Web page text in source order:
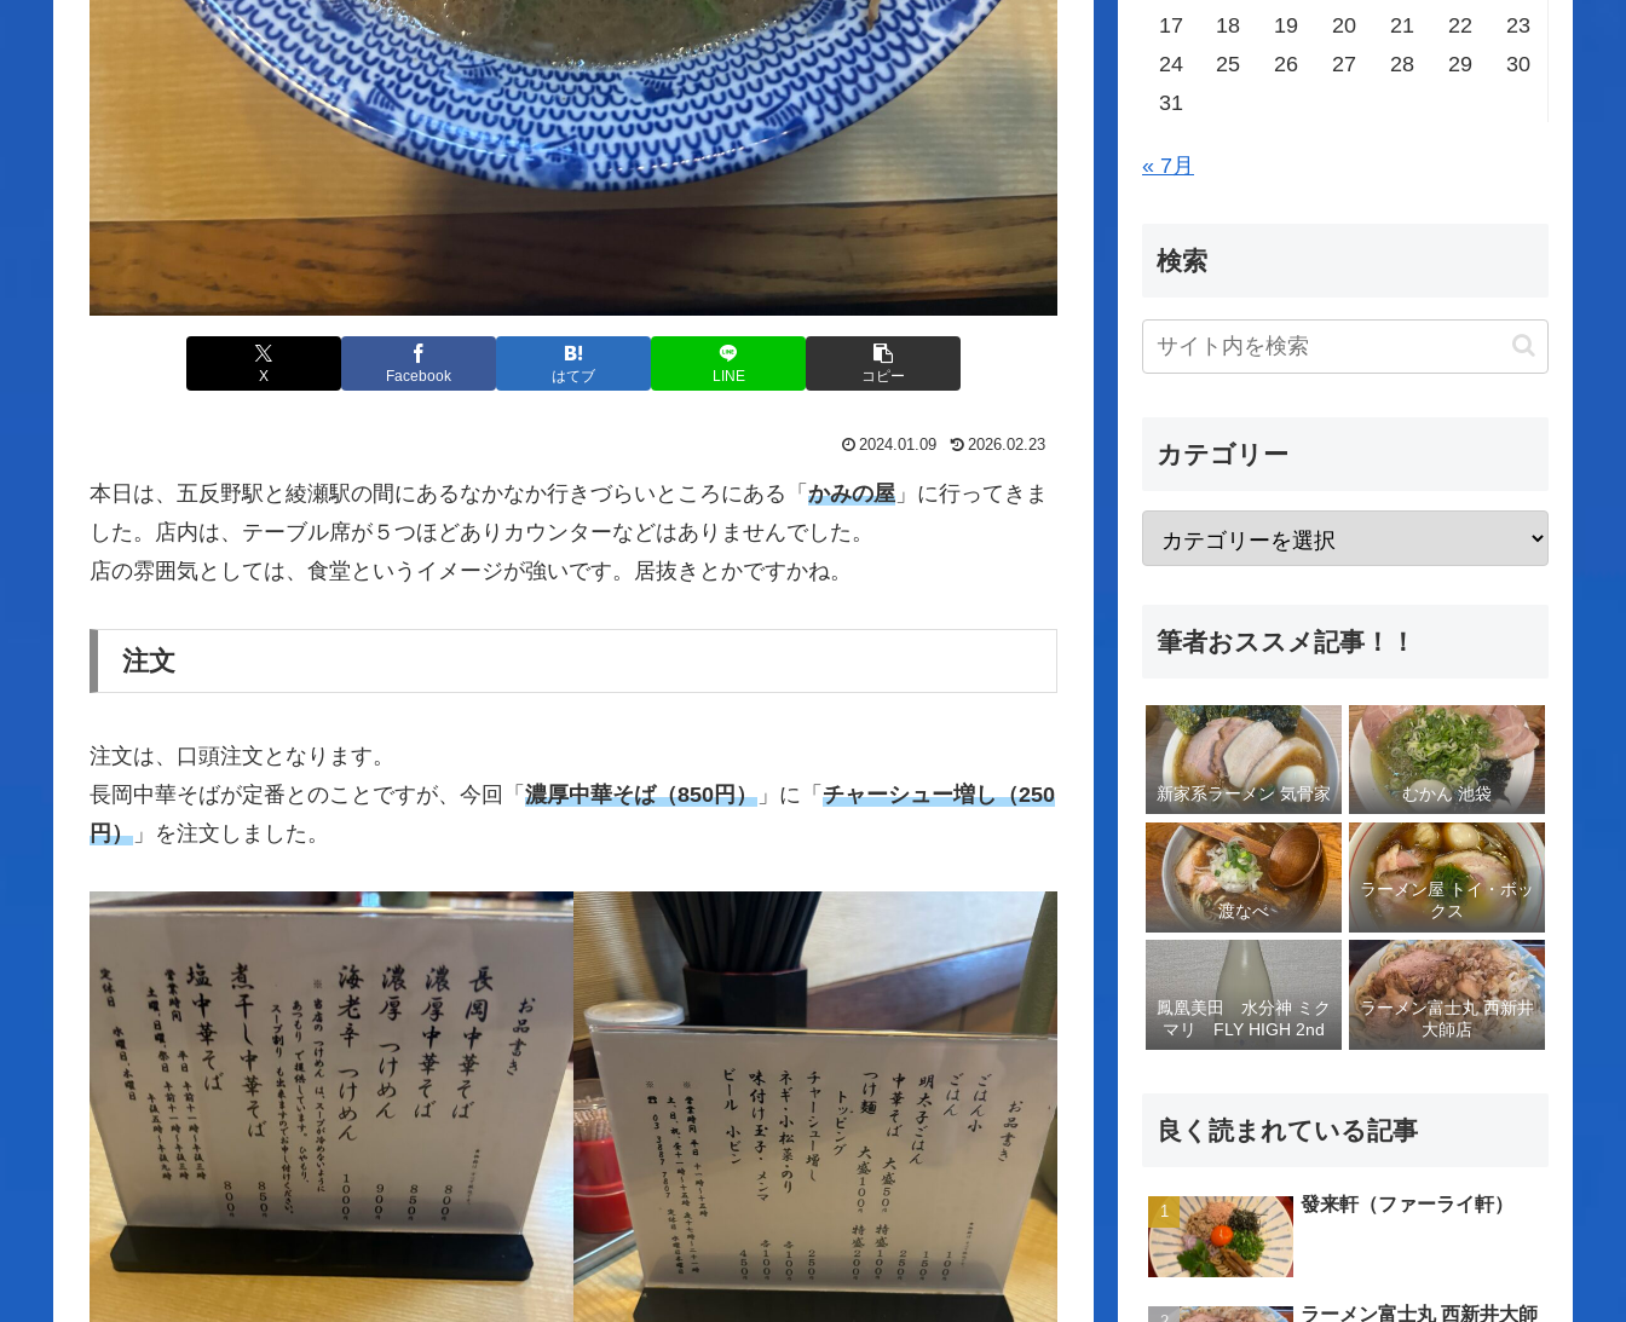
X Facebook はてブ LINE コピー
2024.01.09 2026.02.23
本日は、五反野駅と綾瀬駅の間にあるなかなか行きづらいところにある「 かみの屋 」に行ってきま
した。店内は、テーブル席が５つほどありカウンターなどはありませんでした。
店の雰囲気としては、食堂というイメージが強いです。居抜きとかですかね。
注文
注文は、口頭注文となります。
長岡中華そばが定番とのことですが、今回「 濃厚中華そば（850円） 」に「 チャーシュー増し（250
円） 」を注文しました。
17
18 19 20 21 22
23
24
25 26 27 28 29
30
31
« 7月
検索
カテゴリー
筆者おススメ記事！！
新家系ラーメン 気骨家 むかん 池袋
渡なべ
ラーメン屋 トイ・ボッ
クス
鳳凰美田 水分神 ミク
マリ FLY HIGH 2nd
ラーメン富士丸 西新井
大師店
良く読まれている記事
發来軒（ファーライ軒）
ラーメン富士丸 西新井大師